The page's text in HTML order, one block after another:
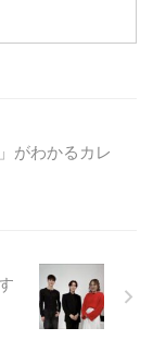
がわかるカレ